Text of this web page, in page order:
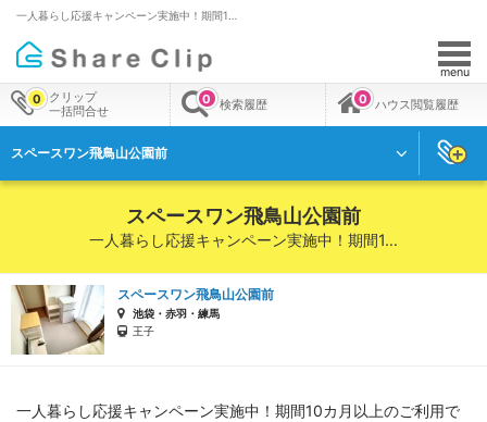
一人暮らし応援キャンペーン実施中！期間1…
menu
クリップ
一括問合せ
0 検索履歴
0 ハウス閲覧履歴
0
スペースワン飛鳥山公園前
スペースワン飛鳥山公園前
一人暮らし応援キャンペーン実施中！期間1…
スペースワン飛鳥山公園前
池袋・赤羽・練馬
王子
一人暮らし応援キャンペーン実施中！期間10カ月以上のご利用で